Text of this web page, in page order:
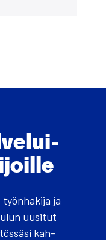
ja
uusi­tut
kah­